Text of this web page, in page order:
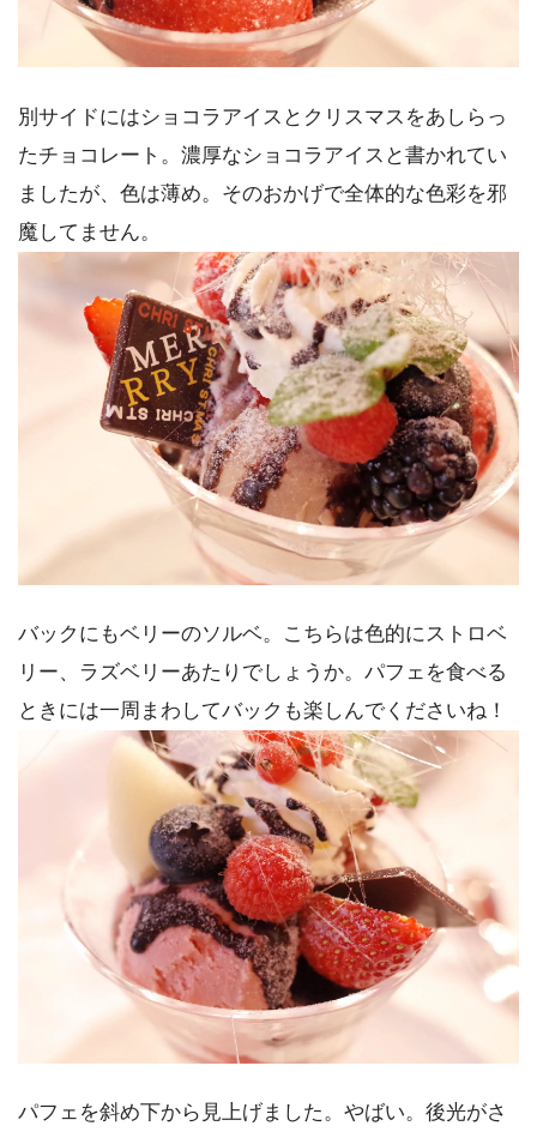
別サイドにはショコラアイスとクリスマスをあしらっ
たチョコレート。濃厚なショコラアイスと書かれてい
ましたが、色は薄め。そのおかげで全体的な色彩を邪
魔してません。
バックにもベリーのソルベ。こちらは色的にストロベ
リー、ラズベリーあたりでしょうか。パフェを食べる
ときには一周まわしてバックも楽しんでくださいね！
パフェを斜め下から見上げました。やばい。後光がさ